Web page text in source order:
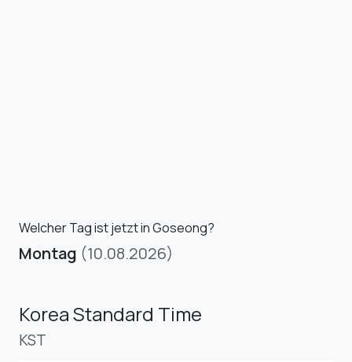
Welcher Tag ist jetzt in Goseong?
Montag (10.08.2026)
Korea Standard Time
KST